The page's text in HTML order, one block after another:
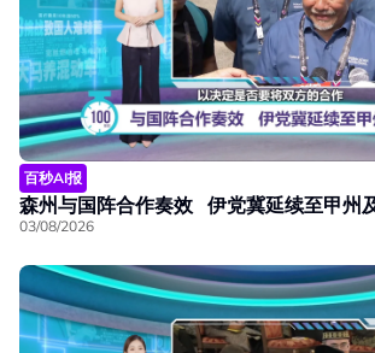
百秒AI报
森州与国阵合作奏效 伊党冀延续至甲州
03/08/2026